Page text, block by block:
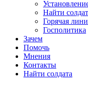
Найти
Горячая
Госполитика
Зачем
Помочь
Мнения
Контакты
Найти солдата